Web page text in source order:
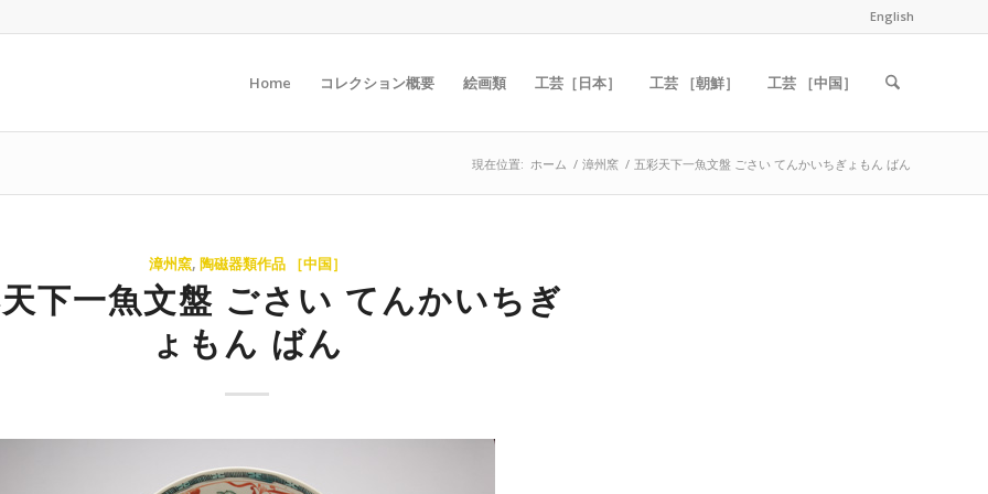
English
Home コレクション概要 絵画類 工芸［日本］ 工芸 ［朝鮮］ 工芸 ［中国］
現在位置: ホーム / 漳州窯 / 五彩天下一魚文盤 ごさい てんかいちぎょもん ばん
漳州窯, 陶磁器類作品 ［中国］
下一魚文盤 ごさい てんかいちぎ
ょもん ばん